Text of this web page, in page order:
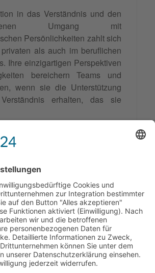
in das Verständnis und den
Umgang mit
Persönlichkeiten zahlt sich
als auch im beruflichen
Ihre einzigartigen Perspektiven
bereichern Teams und
wenn sie die Unterstützung
erhalten, das sie
von Melancholikern
Denkweise – wertvoller denn je.
allen, diese Persönlichkeiten
, zu schätzen und angemessen
Ihr Mediator bei Konflikten in Familie,